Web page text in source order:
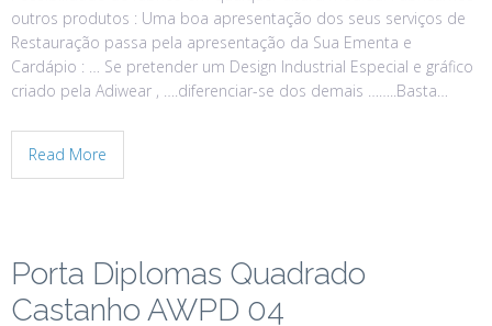
outros produtos : Uma boa apresentação dos seus serviços de
Restauração passa pela apresentação da Sua Ementa e
Cardápio : … Se pretender um Design Industrial Especial e gráfico
criado pela Adiwear , ….diferenciar-se dos demais ……..Basta…
Read More
Porta Diplomas Quadrado
Castanho AWPD 04